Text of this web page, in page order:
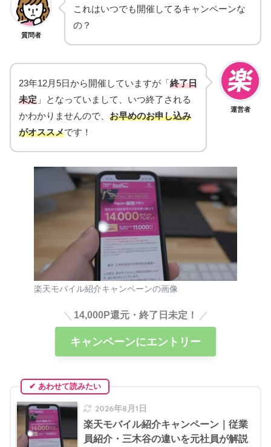
質問者
これはいつでも開催してるキャンペーンな
の？
運営者
23年12月5日から開催していますが「 終了日
未定 」となっていまして、いつ終了される
かわかりませんので、 お早めのお申し込み
がオススメです！
楽天モバイル紹介キャンペーンの画像
14,000P還元・終了日未定！
キャンペーンにエントリー
2026年8月1日
楽天モバイル紹介キャンペーン｜従業
員紹介・三木谷の違いを元社員が解説